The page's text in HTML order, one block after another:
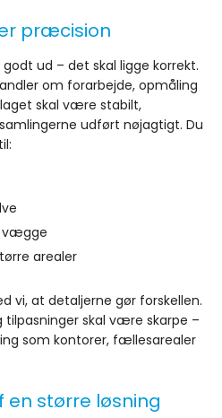
præcision
ud – det skal ligge korrekt.
om forarbejde, opmåling
skal være stabilt,
udført nøjagtigt. Du
vægge
arealer
vi, at detaljerne gør forskellen.
skal være skarpe –
som kontorer, fællesarealer
en større løsning